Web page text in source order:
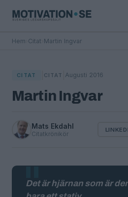
Hem Citat Martin Ingvar
CITAT CITAT Augusti 2016
Martin Ingvar
Mats Ekdahl
Citatkrönikör
Det är hjärnan som är